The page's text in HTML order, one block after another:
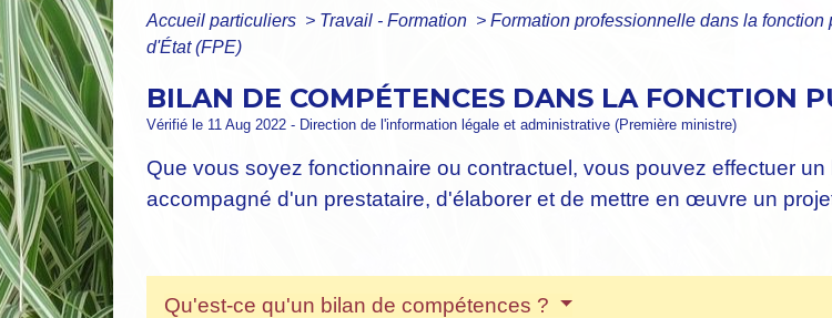
Accueil particuliers > Travail - Formation > Formation professionnelle dans la fonction
d'État (FPE)
BILAN DE COMPÉTENCES DANS LA FONCTION
Vérifié le 11 Aug 2022 - Direction de l'information légale et administrative (Première ministre)
Que vous soyez fonctionnaire ou contractuel, vous pouvez effectuer
accompagné d'un prestataire, d'élaborer et de mettre en œuvre un
Qu'est-ce qu'un bilan de compétences ?